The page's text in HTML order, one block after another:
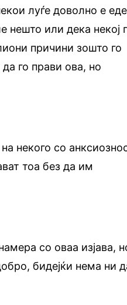
луѓе доволно е
нешто или дека некој
причини зошто го
го прави ова, но
некого со
тоа без да им
со оваа изјава,
бидејќи нема ни